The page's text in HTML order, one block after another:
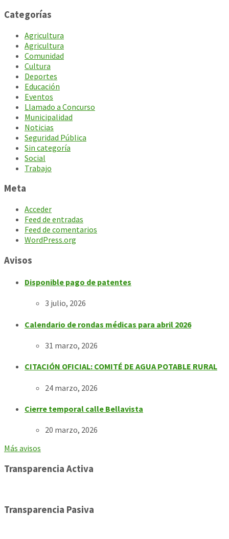
Categorías
Agricultura
Agricultura
Comunidad
Cultura
Deportes
Educación
Eventos
Llamado a Concurso
Municipalidad
Noticias
Seguridad Pública
Sin categoría
Social
Trabajo
Meta
Acceder
Feed de entradas
Feed de comentarios
WordPress.org
Avisos
Disponible pago de patentes
3 julio, 2026
Calendario de rondas médicas para abril 2026
31 marzo, 2026
CITACIÓN OFICIAL: COMITÉ DE AGUA POTABLE RURAL
24 marzo, 2026
Cierre temporal calle Bellavista
20 marzo, 2026
Más avisos
Transparencia Activa
Transparencia Pasiva